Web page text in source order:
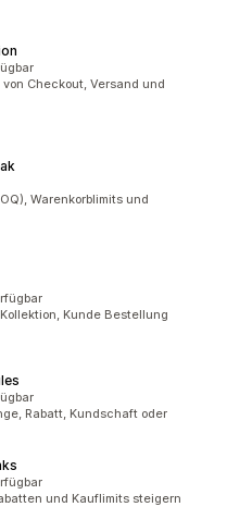
Checkout, Versand und
Warenkorblimits und
Kunde Bestellung
Rabatt, Kundschaft oder
und Kauflimits steigern